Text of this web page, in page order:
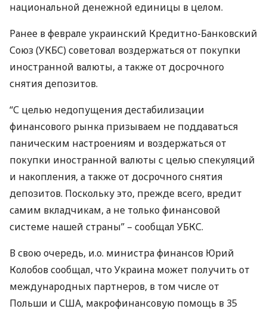
национальной денежной единицы в целом.
Ранее в феврале украинский Кредитно-Банковский
Союз (УКБС) советовал воздержаться от покупки
иностранной валюты, а также от досрочного
снятия депозитов.
“С целью недопущения дестабилизации
финансового рынка призываем не поддаваться
паническим настроениям и воздержаться от
покупки иностранной валюты с целью спекуляций
и накопления, а также от досрочного снятия
депозитов. Поскольку это, прежде всего, вредит
самим вкладчикам, а не только финансовой
системе нашей страны” – сообщал УБКС.
В свою очередь, и.о. министра финансов Юрий
Колобов сообщал, что Украина может получить от
международных партнеров, в том числе от
Польши и США, макрофинансовую помощь в 35